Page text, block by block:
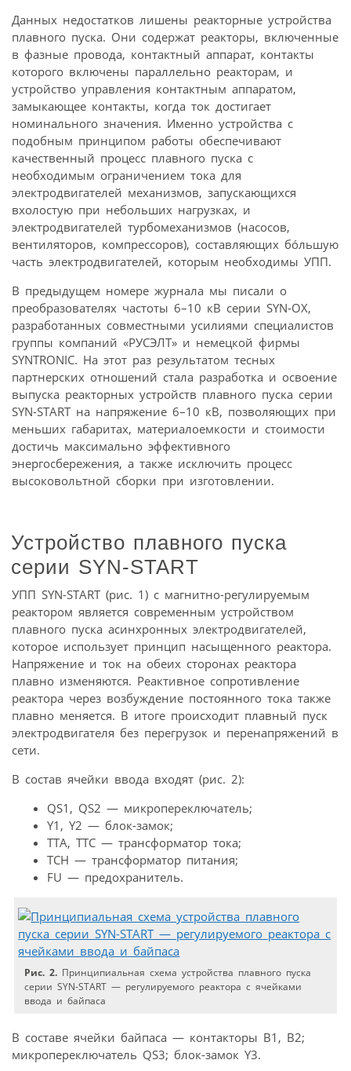
Данных недостатков лишены реакторные устройства
плавного пуска. Они содержат реакторы, включенные
в фазные провода, контактный аппарат, контакты
которого включены параллельно реакторам, и
устройство управления контактным аппаратом,
замыкающее контакты, когда ток достигает
номинального значения. Именно устройства с
подобным принципом работы обеспечивают
качественный процесс плавного пуска с
необходимым ограничением тока для
электродвигателей механизмов, запускающихся
вхолостую при небольших нагрузках, и
электродвигателей турбомеханизмов (насосов,
вентиляторов, компрессоров), составляющих бóльшую
часть электродвигателей, которым необходимы УПП.
В предыдущем номере журнала мы писали о
преобразователях частоты 6–10 кВ серии SYN-OX,
разработанных совместными усилиями специалистов
группы компаний «РУСЭЛТ» и немецкой фирмы
SYNTRONIC. На этот раз результатом тесных
партнерских отношений стала разработка и освоение
выпуска реакторных устройств плавного пуска серии
SYN-START на напряжение 6–10 кВ, позволяющих при
меньших габаритах, материалоемкости и стоимости
достичь максимально эффективного
энергосбережения, а также исключить процесс
высоковольтной сборки при изготовлении.
Устройство плавного пуска
серии SYN-START
УПП SYN-START (рис. 1) с магнитно-регулируемым
реактором является современным устройством
плавного пуска асинхронных электродвигателей,
которое использует принцип насыщенного реактора.
Напряжение и ток на обеих сторонах реактора
плавно изменяются. Реактивное сопротивление
реактора через возбуждение постоянного тока также
плавно меняется. В итоге происходит плавный пуск
электродвигателя без перегрузок и перенапряжений в
сети.
В состав ячейки ввода входят (рис. 2):
QS1, QS2 — микропереключатель;
Y1, Y2 — блок-замок;
TTA, TTC — трансформатор тока;
TCH — трансформатор питания;
FU — предохранитель.
Рис. 2. Принципиальная схема устройства плавного пуска
серии SYN-START — регулируемого реактора с ячейками
ввода и байпаса
В составе ячейки байпаса — контакторы B1, B2;
микропереключатель QS3; блок-замок Y3.